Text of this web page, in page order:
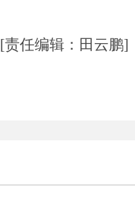
[责任编辑：田云鹏]